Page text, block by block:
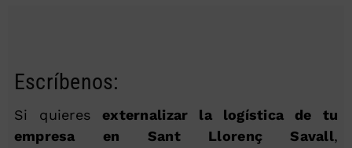
Escríbenos:
Si quieresexternalizar la logística de tu
empresa en Sant Llorenç Savall,